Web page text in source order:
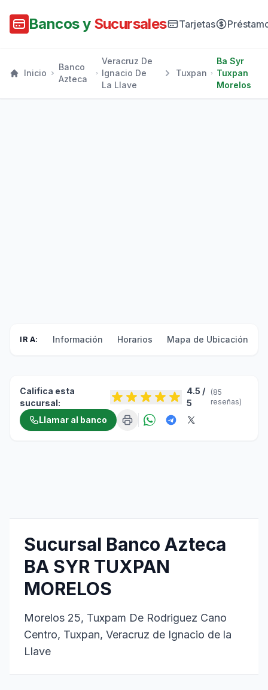
Bancos y Sucursales Tarjetas
Inicio
Banco
Azteca
Veracruz De
Ignacio De
La Llave
Tuxpan
Ba Syr
Tuxpan
Morelos
IR A: Información Horarios Mapa de Ubicación
Califica esta
sucursal:
4.5 /
5
(85
reseñas)
Llamar al banco
Sucursal Banco Azteca
BA SYR TUXPAN
MORELOS
Morelos 25, Tuxpam De Rodriguez Cano
Centro, Tuxpan, Veracruz de Ignacio de la
Llave